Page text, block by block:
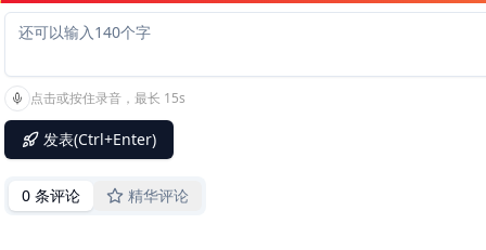
点击或按住录音，最长 15s
发表(Ctrl+Enter)
0 条评论 精华评论